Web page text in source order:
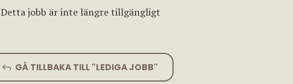
Team Assessment
Planet Consulting
Detta jobb är inte längre tillgängligt
GÅ TILLBAKA TILL "LEDIGA JOBB"